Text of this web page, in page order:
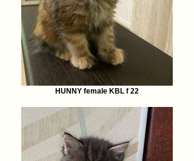
HUNNY female KBL f 22